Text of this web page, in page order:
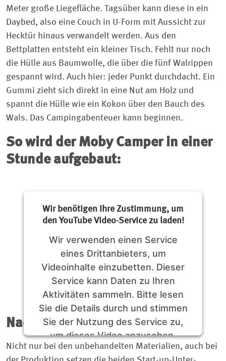
Meter große Liegefläche. Tagsüber kann diese in ein
Daybed, also eine Couch in U-Form mit Aussicht zur
Hecktür hinaus verwandelt werden. Aus den
Bettplatten entsteht ein kleiner Tisch. Fehlt nur noch
die Hülle aus Baumwolle, die über die fünf Walrippen
gespannt wird. Auch hier: jeder Punkt durchdacht. Ein
Gummi zieht sich direkt in eine Nut am Holz und
spannt die Hülle wie ein Kokon über den Bauch des
Wals. Das Campingabenteuer kann beginnen.
So wird der Moby Camper in einer
Stunde aufgebaut:
Wir benötigen Ihre Zustimmung, um
den YouTube Video-Service zu laden!
Wir verwenden einen Service
eines Drittanbieters, um
Videoinhalte einzubetten. Dieser
Service kann Daten zu Ihren
Aktivitäten sammeln. Bitte lesen
Sie die Details durch und stimmen
Sie der Nutzung des Service zu,
um dieses Video anzusehen.
Nachhaltige Produktion
Nicht nur bei den unbehandelten Materialien, auch bei